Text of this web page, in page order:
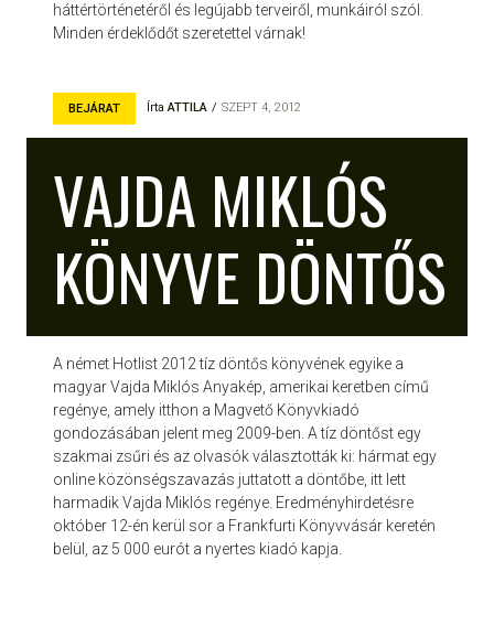
háttértörténetéről és legújabb terveiről, munkáiról szól.
Minden érdeklődőt szeretettel várnak!
BEJÁRAT ÍrtaATTILA SZEPT 4, 2012
VAJDA MIKLÓS
KÖNYVE DÖNTŐS
A német Hotlist 2012 tíz döntős könyvének egyike a
magyar Vajda Miklós Anyakép, amerikai keretben című
regénye, amely itthon a Magvető Könyvkiadó
gondozásában jelent meg 2009-ben. A tíz döntőst egy
szakmai zsűri és az olvasók választották ki: hármat egy
online közönségszavazás juttatott a döntőbe, itt lett
harmadik Vajda Miklós regénye. Eredményhirdetésre
október 12-én kerül sor a Frankfurti Könyvvásár keretén
belül, az 5 000 eurót a nyertes kiadó kapja.